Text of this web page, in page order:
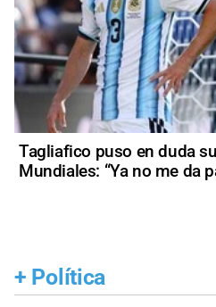
Tagliafico puso en duda
Mundiales: “Ya no me da
+ Política